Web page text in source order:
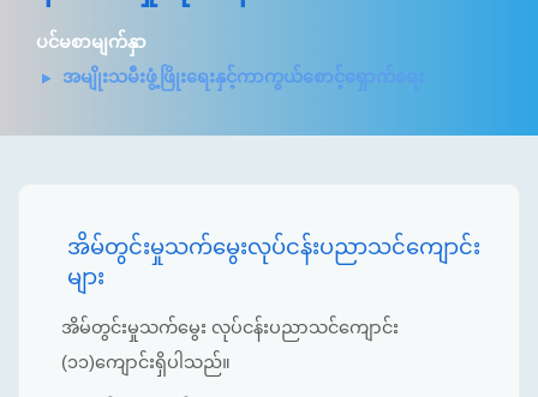
ပင်မစာမျက်နှာ
အမျိုးသမီးဖွံ့ဖြိုးရေးနှင့်ကာကွယ်စောင့်ရှောက်ရေး
အိမ်တွင်းမှုသက်မွေးလုပ်ငန်းပညာသင်ကျောင်း
များ
အိမ်တွင်းမှုသက်မွေး လုပ်ငန်းပညာသင်ကျောင်း
(၁၁)ကျောင်းရှိပါသည်။